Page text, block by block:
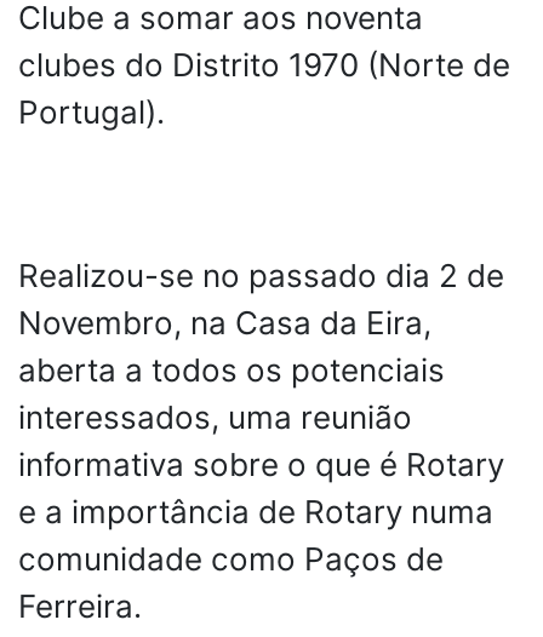
Clube a somar aos noventa
clubes do Distrito 1970 (Norte de
Portugal).
Realizou-se no passado dia 2 de
Novembro, na Casa da Eira,
aberta a todos os potenciais
interessados, uma reunião
informativa sobre o que é Rotary
e a importância de Rotary numa
comunidade como Paços de
Ferreira.